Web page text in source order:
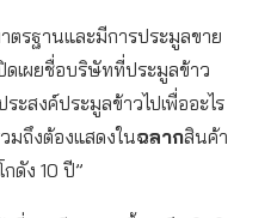
รฐานและมีการประมูลขาย
ดเผยชื่อบริษัทที่ประมูลข้าว
ะสงค์ประมูลข้าวไปเพื่ออะไร
มถึงต้องแสดงในฉลากสินค้า
ดัง 10 ปี”